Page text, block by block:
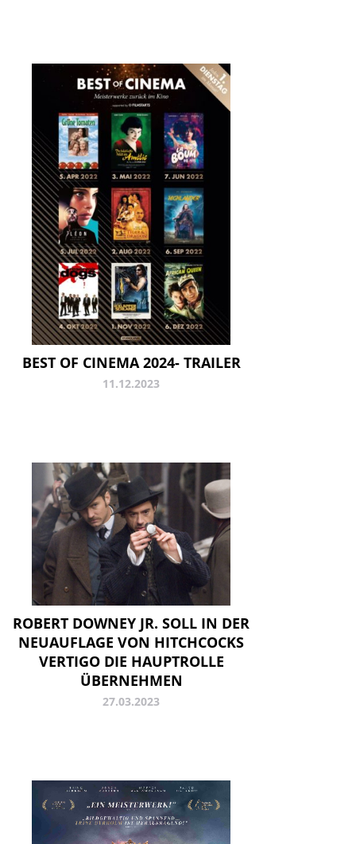
BEST OF CINEMA 2024- TRAILER
11.12.2023
ROBERT DOWNEY JR. SOLL IN DER
NEUAUFLAGE VON HITCHCOCKS
VERTIGO DIE HAUPTROLLE
ÜBERNEHMEN
27.03.2023